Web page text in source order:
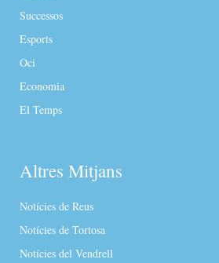
Successos
Esports
Oci
Economia
El Temps
Altres Mitjans
Notícies de Reus
Notícies de Tortosa
Notícies del Vendrell